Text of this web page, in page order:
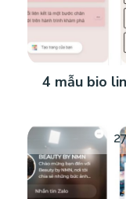
4 mẫu bio